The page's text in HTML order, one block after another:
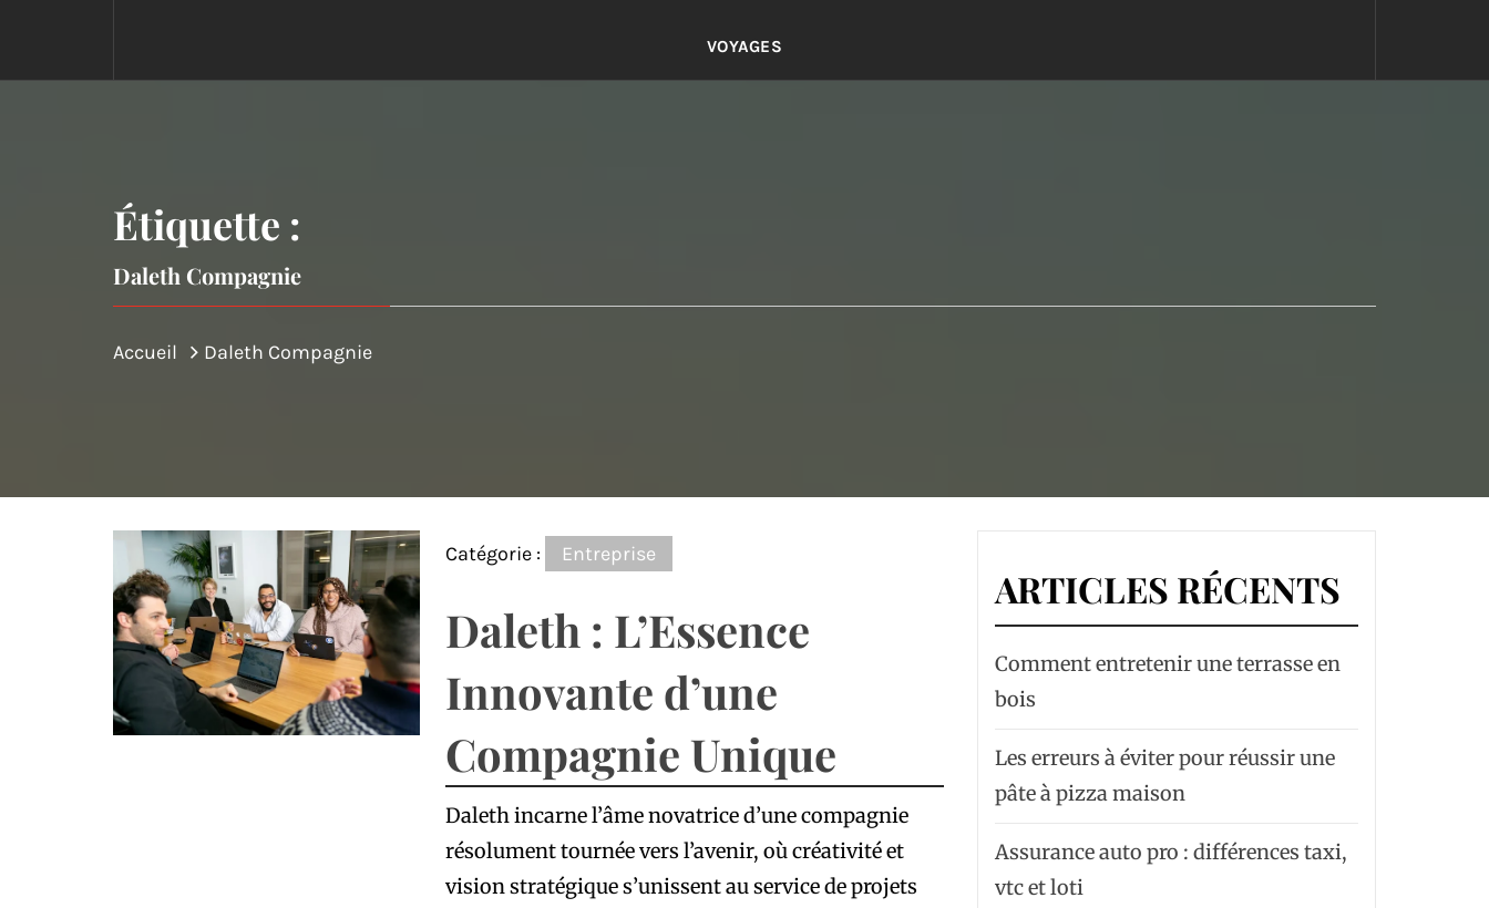
VOYAGES
Étiquette :
Daleth Compagnie
Accueil Daleth Compagnie
Catégorie : Entreprise
Daleth : L’Essence
Innovante d’une
Compagnie Unique
Daleth incarne l’âme novatrice d’une compagnie
résolument tournée vers l’avenir, où créativité et
vision stratégique s’unissent au service de projets
ARTICLES RÉCENTS
Comment entretenir une terrasse en
bois
Les erreurs à éviter pour réussir une
pâte à pizza maison
Assurance auto pro : différences taxi,
vtc et loti